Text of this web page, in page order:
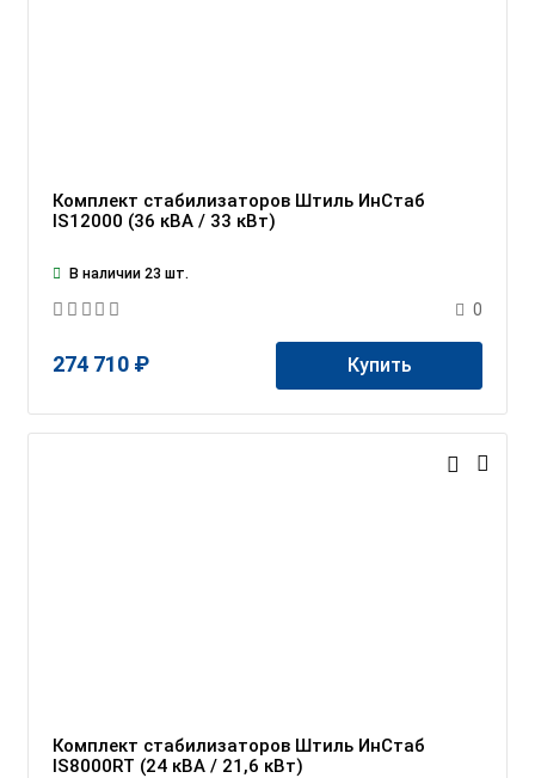
Комплект стабилизаторов Штиль ИнСтаб
IS12000 (36 кВА / 33 кВт)
В наличии 23 шт.
0
274 710 ₽ Купить
Комплект стабилизаторов Штиль ИнСтаб
IS8000RT (24 кВА / 21,6 кВт)